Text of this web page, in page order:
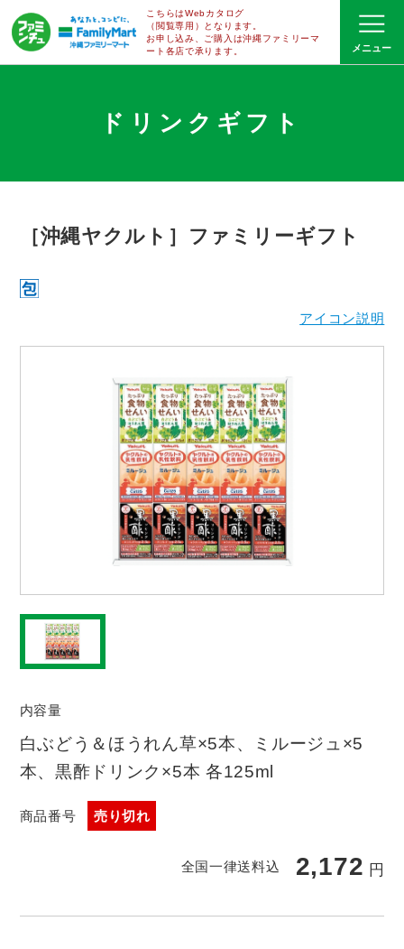
こちらはWebカタログ
（閲覧専用）となります。
お申し込み、ご購入は沖縄ファミリーマ
ート 各店で承ります。
ドリンクギフト
［沖縄ヤクルト］ファミリーギフト
アイコン説明
内容量
白ぶどう＆ほうれん草×5本、ミルージュ×5
本、黒酢ドリンク×5本 各125ml
商品番号 売り切れ
全国一律送料込 2,172 円